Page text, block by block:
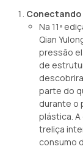
Na 11ª
Qian
pressão
de
parte do
durante o
plástica.
treliça
consumo